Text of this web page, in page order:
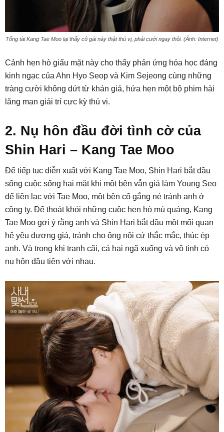
Tổng tài Kang Tae Moo lại thấy cô gái này thật thú vị, phải cưới ngay thôi. (Ảnh: Internet)
Cảnh hẹn hò giấu mặt này cho thấy phản ứng hóa học đáng
kinh ngạc của Ahn Hyo Seop và Kim Sejeong cùng những
tràng cười không dứt từ khán giả, hứa hẹn một bộ phim hài
lãng mạn giải trí cực kỳ thú vị.
2. Nụ hôn đầu đời tình cờ của
Shin Hari – Kang Tae Moo
Để tiếp tục diễn xuất với Kang Tae Moo, Shin Hari bắt đầu
sống cuộc sống hai mặt khi một bên vẫn giả làm Young Seo
để liên lạc với Tae Moo, một bên cố gắng né tránh anh ở
công ty. Để thoát khỏi những cuộc hẹn hò mù quáng, Kang
Tae Moo gợi ý rằng anh và Shin Hari bắt đầu một mối quan
hệ yêu đương giả, tránh cho ông nội cứ thắc mắc, thúc ép
anh. Và trong khi tranh cãi, cả hai ngã xuống và vô tình có
nụ hôn đầu tiên với nhau.